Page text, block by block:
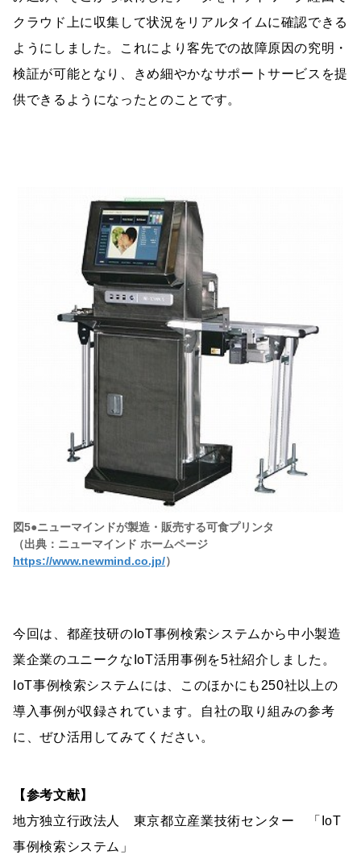
クラウド上に収集して状況をリアルタイムに確認できる
ようにしました。これにより客先での故障原因の究明・
検証が可能となり、きめ細やかなサポートサービスを提
供できるようになったとのことです。
図5●ニューマインドが製造・販売する可食プリンタ
（出典：ニューマインド ホームページ
https://www.newmind.co.jp/）
今回は、都産技研のIoT事例検索システムから中小製造
業企業のユニークなIoT活用事例を5社紹介しました。
IoT事例検索システムには、このほかにも250社以上の
導入事例が収録されています。自社の取り組みの参考
に、ぜひ活用してみてください。
【参考文献】
地方独立行政法人 東京都立産業技術センター 「IoT
事例検索システム」